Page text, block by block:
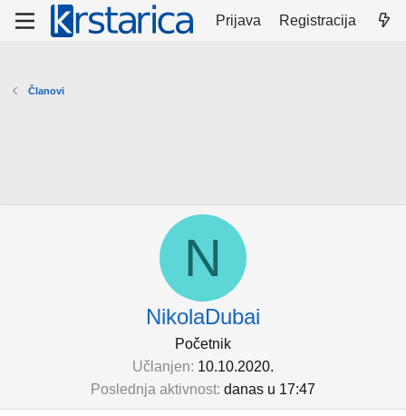
Prijava Registracija
Članovi
N
NikolaDubai
Početnik
Učlanjen 10.10.2020.
Poslednja aktivnost danas u 17:47